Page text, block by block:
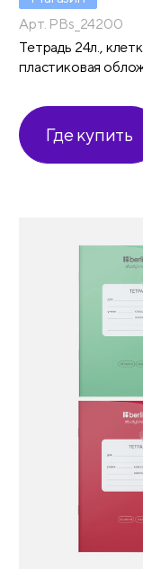
Арт. PBs_24200
Тетрадь 24л.,
пластиковая
Где купить